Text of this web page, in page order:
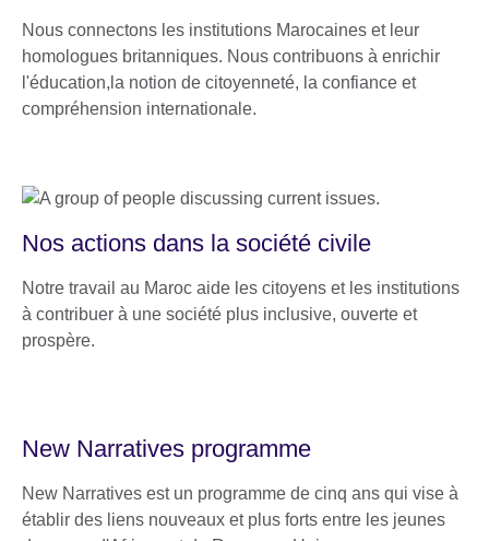
Nous connectons les institutions Marocaines et leur
homologues britanniques. Nous contribuons à enrichir
l'éducation,la notion de citoyenneté, la confiance et
compréhension internationale.
Nos actions dans la société civile
Notre travail au Maroc aide les citoyens et les institutions
à contribuer à une société plus inclusive, ouverte et
prospère.
New Narratives programme
New Narratives est un programme de cinq ans qui vise à
établir des liens nouveaux et plus forts entre les jeunes